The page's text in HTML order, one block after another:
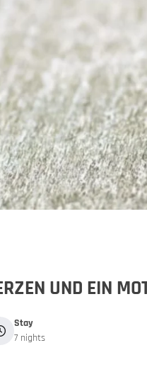
Germany
Germany
My MoHo app
UND EIN
Stay
7 nights